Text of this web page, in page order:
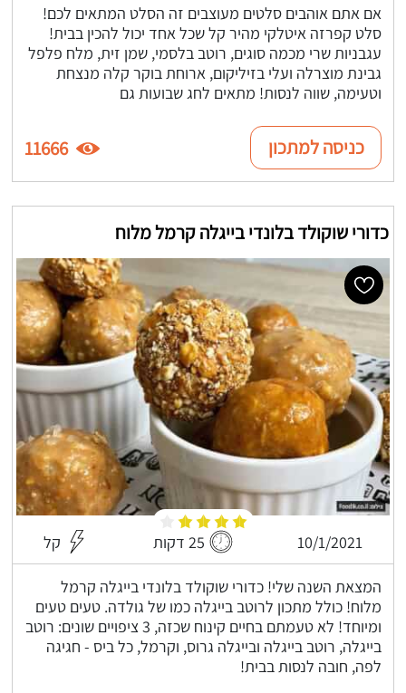
אם אתם אוהבים סלטים מעוצבים זה הסלט המתאים לכם!
סלט קפרזה איטלקי מהיר קל שכל אחד יכול להכין בבית!
עגבניות שרי מכמה סוגים, רוטב בלסמי, שמן זית, מלח פלפל
גבינת מוצרלה ועלי בזיליקום, ארוחת בוקר קלה מנצחת
וטעימה, שווה לנסות! מתאים לחג שבועות גם
כניסה למתכון 11666
כדורי שוקולד בלונדי בייגלה קרמל מלוח
10/1/2021 25 דקות קל
המצאת השנה שלי! כדורי שוקולד בלונדי בייגלה קרמל
מלוח! כולל מתכון לרוטב בייגלה כמו של גולדה. טעים טעים
ומיוחד! לא טעמתם בחיים קינוח שכזה, 3 ציפויים שונים: רוטב
בייגלה, רוטב בייגלה ובייגלה גרוס, וקרמל, כל ביס - חגיגה
לפה, חובה לנסות בבית!